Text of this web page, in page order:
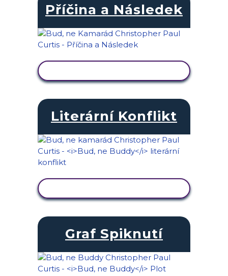
Příčina a Následek
Literární Konflikt
Graf Spiknutí